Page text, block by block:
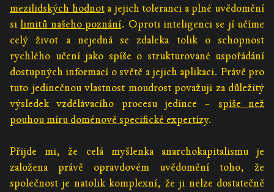
mezilidských hodnota jejich toleranci a plné uvědomění
silimitů našeho poznání. Oproti inteligenci se jí učíme
celý život a nejedná se zdaleka tolik o schopnost
rychlého učení jako spíše o strukturované uspořádání
dostupných informací o světě a jejich aplikaci. Právě pro
tuto jedinečnou vlastnost moudrost považuji za důležitý
výsledek vzdělávacího procesu jedince – spíše než
pouhou míru doménově specifické expertízy.
Přijde mi, že celá myšlenka anarchokapitalismu je
založena právě opravdovém uvědomění toho, že
společnost je natolik komplexní, že ji nelze dostatečně